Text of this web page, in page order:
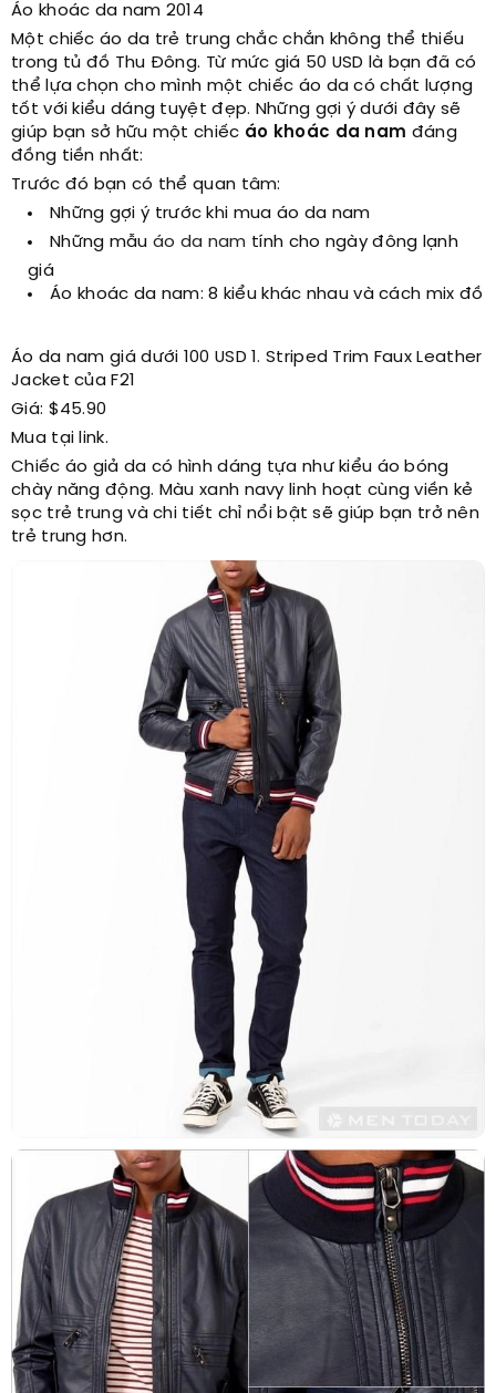
Áo khoác da nam 2014
Một chiếc áo da trẻ trung chắc chắn không thể thiếu
trong tủ đồ Thu Đông. Từ mức giá 50 USD là bạn đã có
thể lựa chọn cho mình một chiếc áo da có chất lượng
tốt với kiểu dáng tuyệt đẹp. Những gợi ý dưới đây sẽ
giúp bạn sở hữu một chiếc áo khoác da nam đáng
đồng tiền nhất:
Trước đó bạn có thể quan tâm:
Những gợi ý trước khi mua áo da nam
Những mẫu áo da nam tính cho ngày đông lạnh
giá
Áo khoác da nam: 8 kiểu khác nhau và cách mix đồ
Áo da nam giá dưới 100 USD 1. Striped Trim Faux Leather
Jacket của F21
Giá: $45.90
Mua tại link.
Chiếc áo giả da có hình dáng tựa như kiểu áo bóng
chày năng động. Màu xanh navy linh hoạt cùng viền kẻ
sọc trẻ trung và chi tiết chỉ nổi bật sẽ giúp bạn trở nên
trẻ trung hơn.